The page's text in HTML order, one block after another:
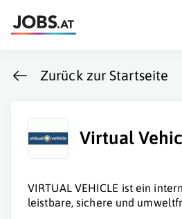
Zurück zur Startseite
Virtual
VIRTUAL VEHICLE ist ein
leistbare, sichere und